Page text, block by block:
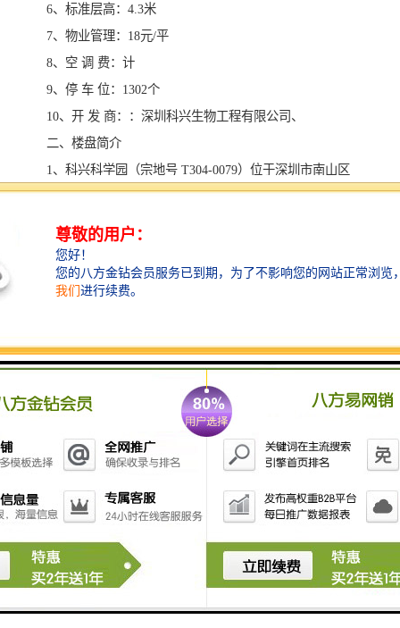
6、标准层高：4.3米
7、物业管理：18元/平
8、空 调 费：计
9、停 车 位：1302个
10、开 发 商：：深圳科兴生物工程有限公司、
二、楼盘简介
1、科兴科学园（宗地号 T304-0079）位于深圳市南山区
科技园中区，由科苑南路、高新中一道、高新中二道以
及科技中三路围合而成。科兴科学园总用地面积
85063.2 平方，共分为三期，目前已建成一期、二期，主
要为研发办公楼（原有 4栋建筑， 现一期的 1 栋会议中
2、本科兴科学园三期位于科学园基地西南角， 建设用
地面积 24500 平方，建筑性质为研发办公，总建筑面
积 377294.06 平方，其中计容建筑面积 315402 平方（包
括：研发 289502.00 平方、商业 3000.00 平方、食
堂 17000 平方、宿舍 5800 平方、物业 100 平方米），
不计容积建筑面积 61892.06 平方米（包括地下车库及设
备用房）。
3、本项目建设内容为1栋3座43层高约200米的研发办公
楼（底部裙楼连通） ，其中地下负四层至负一层为地下